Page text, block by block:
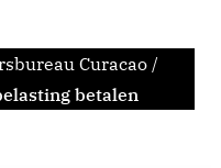
Curacao /
betalen